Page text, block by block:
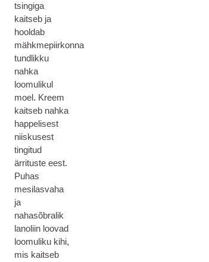
tsingiga
kaitseb ja
hooldab
mähkmepiirkonna
tundlikku
nahka
loomulikul
moel. Kreem
kaitseb nahka
happelisest
niiskusest
tingitud
ärrituste eest.
Puhas
mesilasvaha
ja
nahasõbralik
lanoliin loovad
loomuliku kihi,
mis kaitseb